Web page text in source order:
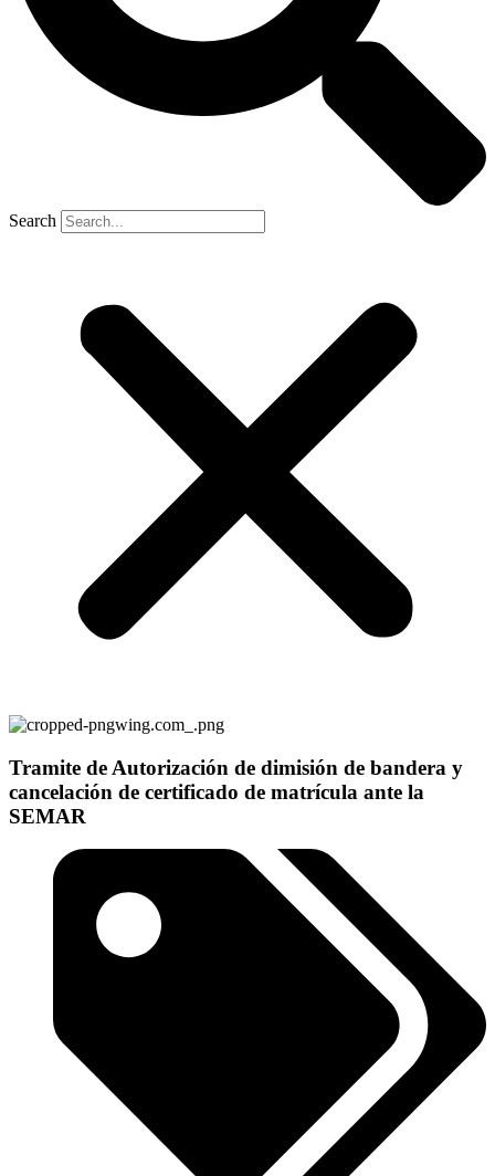
Search
Tramite de Autorización de dimisión de bandera y
cancelación de certificado de matrícula ante la
SEMAR